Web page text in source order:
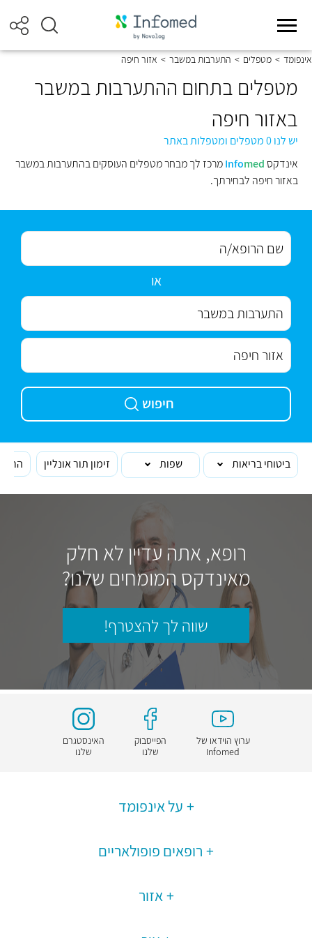
אינפומד > מטפלים > התערבות במשבר > אזור חיפה
מטפלים בתחום ההתערבות במשבר
באזור חיפה
יש לנו 0 מטפלים ומטפלות באתר
אינדקס
Infomed
מרכז לך מבחר מטפלים העוסקים בהתערבות במשבר
באזור חיפה לבחירתך.
או
חיפוש
ביטוחי בריאות שפות זימון תור אונליין
רופא, אתה עדיין לא חלק
מאינדקס המומחים שלנו?
שווה לך להצטרף!
ערוץ הוידאו של
Infomed
הפייסבוק
שלנו
האינסטגרם
שלנו
על אינפומד
רופאים פופולאריים
אזור